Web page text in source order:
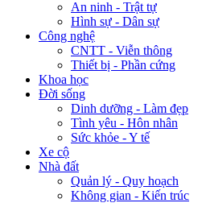
An ninh - Trật tự
Hình sự - Dân sự
Công nghệ
CNTT - Viễn thông
Thiết bị - Phần cứng
Khoa học
Đời sống
Dinh dưỡng - Làm đẹp
Tình yêu - Hôn nhân
Sức khỏe - Y tế
Xe cộ
Nhà đất
Quản lý - Quy hoạch
Không gian - Kiến trúc